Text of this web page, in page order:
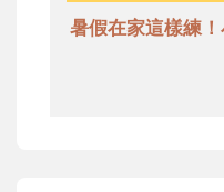
暑假在家這樣練